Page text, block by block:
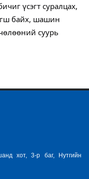
үсэгт суралцах,
байх, шашин
суурь
хот, 3-р баг, Нутгийн